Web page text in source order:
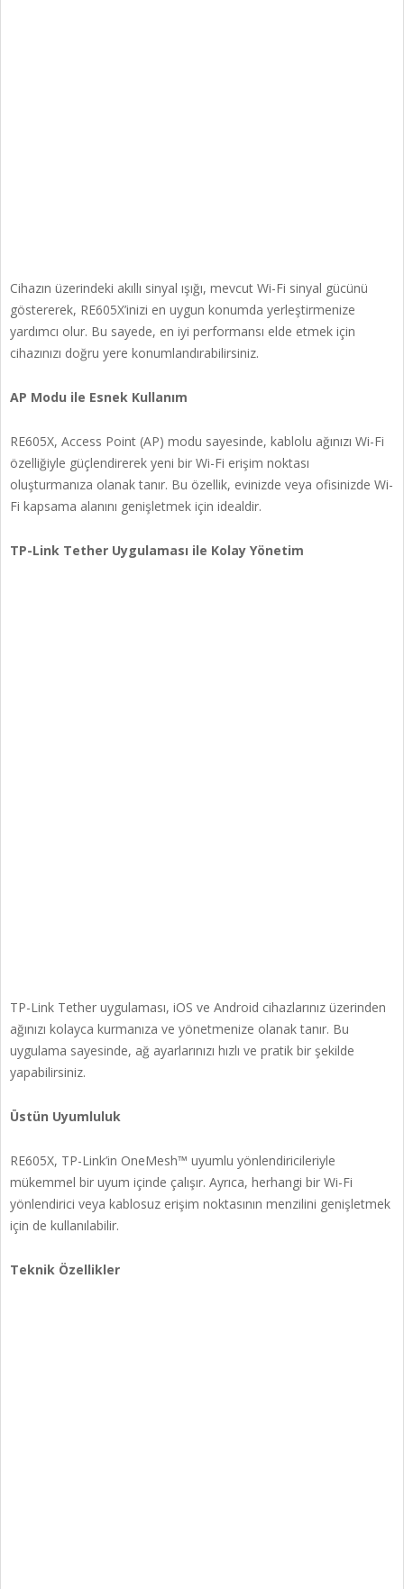
Cihazın üzerindeki akıllı sinyal ışığı, mevcut Wi-Fi sinyal gücünü
göstererek, RE605X’inizi en uygun konumda yerleştirmenize
yardımcı olur. Bu sayede, en iyi performansı elde etmek için
cihazınızı doğru yere konumlandırabilirsiniz.
AP Modu ile Esnek Kullanım
RE605X, Access Point (AP) modu sayesinde, kablolu ağınızı Wi-Fi
özelliğiyle güçlendirerek yeni bir Wi-Fi erişim noktası
oluşturmanıza olanak tanır. Bu özellik, evinizde veya ofisinizde Wi-
Fi kapsama alanını genişletmek için idealdir.
TP-Link Tether Uygulaması ile Kolay Yönetim
TP-Link Tether uygulaması, iOS ve Android cihazlarınız üzerinden
ağınızı kolayca kurmanıza ve yönetmenize olanak tanır. Bu
uygulama sayesinde, ağ ayarlarınızı hızlı ve pratik bir şekilde
yapabilirsiniz.
Üstün Uyumluluk
RE605X, TP-Link’in OneMesh™ uyumlu yönlendiricileriyle
mükemmel bir uyum içinde çalışır. Ayrıca, herhangi bir Wi-Fi
yönlendirici veya kablosuz erişim noktasının menzilini genişletmek
için de kullanılabilir.
Teknik Özellikler